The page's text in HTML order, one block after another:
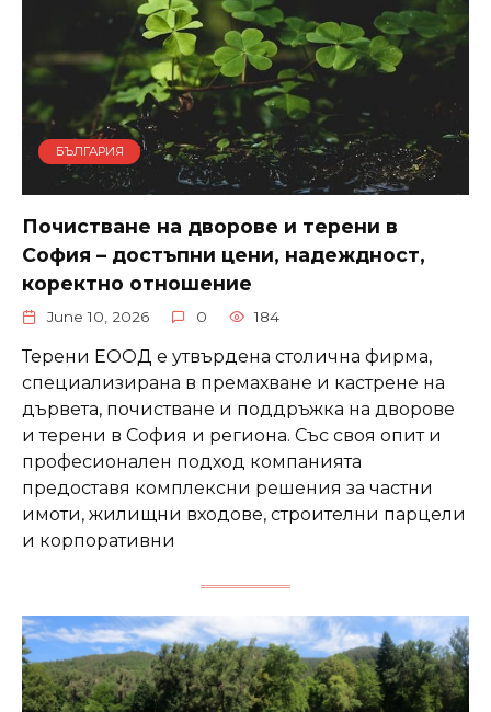
БЪЛГАРИЯ
Почистване на дворове и терени в
София – достъпни цени, надеждност,
коректно отношение
June 10, 2026 0 184
Терени ЕООД е утвърдена столична фирма,
специализирана в премахване и кастрене на
дървета, почистване и поддръжка на дворове
и терени в София и региона. Със своя опит и
професионален подход компанията
предоставя комплексни решения за частни
имоти, жилищни входове, строителни парцели
и корпоративни